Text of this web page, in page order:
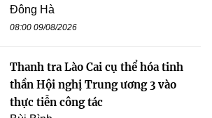
Đông Hà
08:00 09/08/2026
Thanh tra Lào Cai cụ thể hóa tinh
thần Hội nghị Trung ương 3 vào
thực tiễn công tác